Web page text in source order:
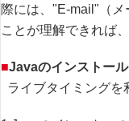
際には、"E-mail"（
ことが理解できれば、
■Javaのインストー
ライブタイミングを